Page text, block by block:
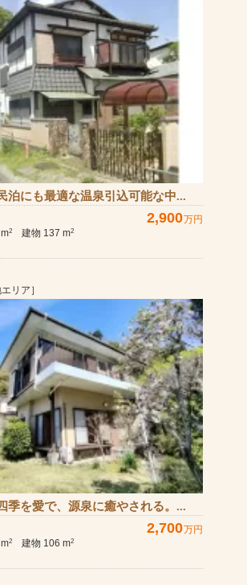
泊にも最適な温泉引込可能な中...
2,900万円
2 建物 137 m2
リア］
季を愛で、源泉に癒やされる。...
2,700万円
2 建物 106 m2